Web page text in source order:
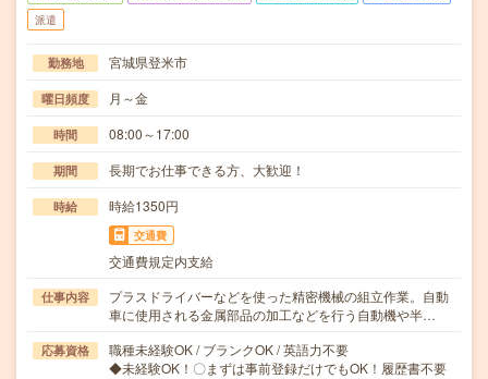
派遣
勤務地 宮城県登米市
曜日頻度 月～金
時間 08:00～17:00
期間 長期でお仕事できる方、大歓迎！
時給 時給1350円
交通費
交通費規定内支給
仕事内容
プラスドライバーなどを使った精密機械の組立作業。自動
車に使用される金属部品の加工などを行う自動機や半…
応募資格
職種未経験OK / ブランクOK / 英語力不要
◆未経験OK！〇まずは事前登録だけでもOK！履歴書不要